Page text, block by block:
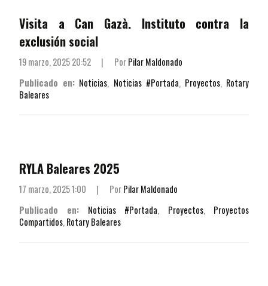
Visita a Can Gazà. Instituto contra la
exclusión social
19 marzo, 2025 20:52 | PorPilar Maldonado
Publicado en: Noticias, Noticias #Portada, Proyectos, Rotary
Baleares
RYLA Baleares 2025
17 marzo, 2025 1:00 | PorPilar Maldonado
Publicado en:
Noticias #Portada, Proyectos, Proyectos
Compartidos, Rotary Baleares